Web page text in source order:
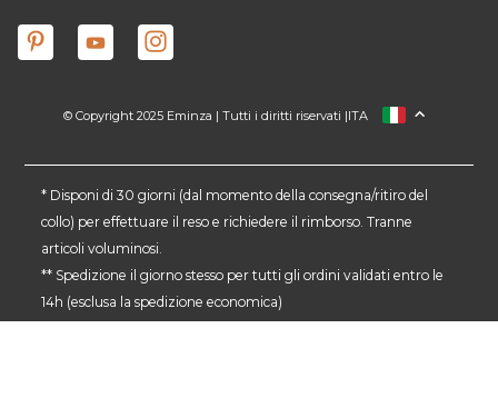
© Copyright 2025 Eminza | Tutti i diritti riservati |
FRANCIA
GERMANIA
PAESI BASSI
ITA
* Disponi di 30 giorni (dal momento della consegna/ritiro del
collo) per effettuare il reso e richiedere il rimborso. Tranne
articoli voluminosi.
** Spedizione il giorno stesso per tutti gli ordini validati entro le
14h (esclusa la spedizione economica)